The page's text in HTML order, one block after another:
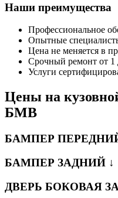
Наши преимущества
Профессиональное
Опытные
Цена не меняется в
Срочный ремонт от 1
Услуги
Цены на
БМВ
БАМПЕР
БАМПЕР ЗАДНИЙ ↓
ДВЕРЬ БОКОВАЯ